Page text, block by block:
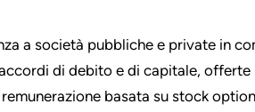
a società pubbliche e private in
di debito e di capitale, offerte
basata su stock